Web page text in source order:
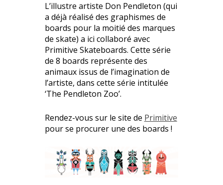
L’illustre artiste Don Pendleton (qui
a déjà réalisé des graphismes de
boards pour la moitié des marques
de skate) a ici collaboré avec
Primitive Skateboards. Cette série
de 8 boards représente des
animaux issus de l’imagination de
l’artiste, dans cette série intitulée
‘The Pendleton Zoo’.
Rendez-vous sur le site de Primitive
pour se procurer une des boards !